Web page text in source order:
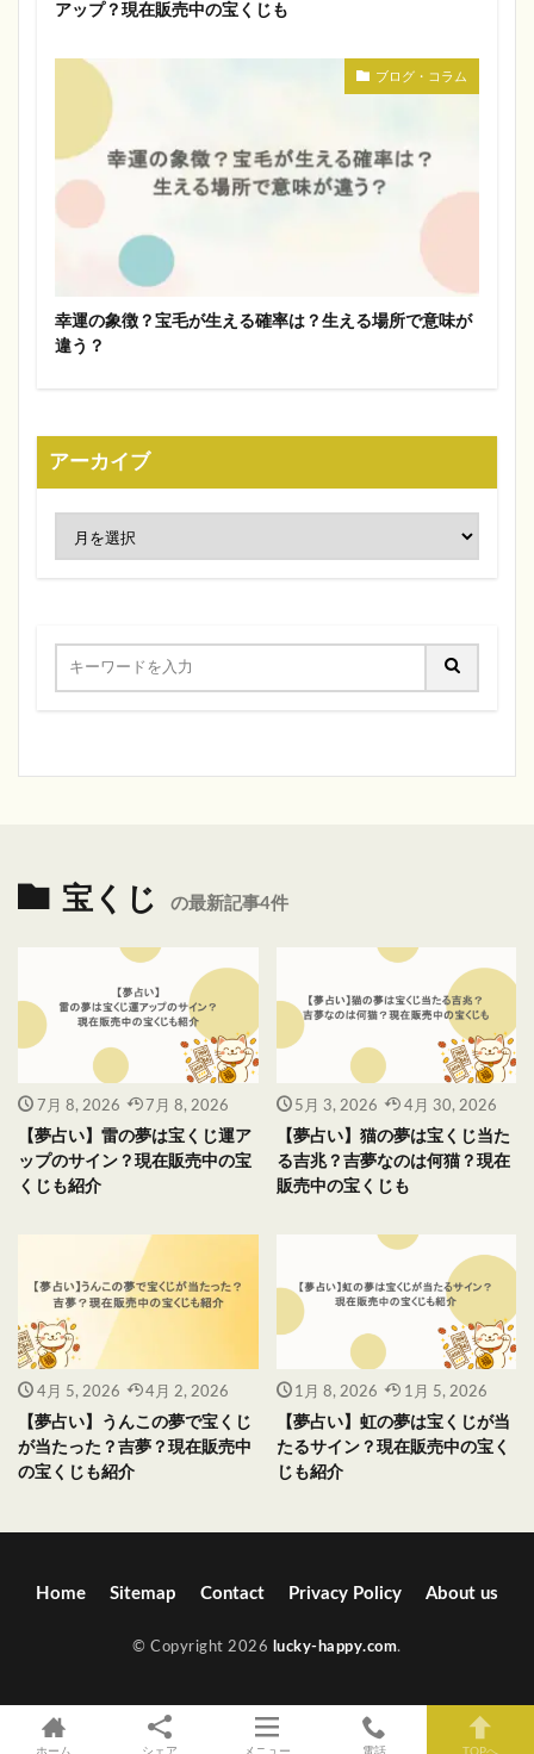
アップ？現在販売中の宝くじも
ブログ・コラム
幸運の象徴？宝毛が生える確率は？生える場所で意味が
違う？
アーカイブ
宝くじ の最新記事4件
7月 8, 2026 7月 8, 2026
【夢占い】雷の夢は宝くじ運ア
ップのサイン？現在販売中の宝
くじも紹介
5月 3, 2026 4月 30, 2026
【夢占い】猫の夢は宝くじ当た
る吉兆？吉夢なのは何猫？現在
販売中の宝くじも
4月 5, 2026 4月 2, 2026
【夢占い】うんこの夢で宝くじ
が当たった？吉夢？現在販売中
の宝くじも紹介
1月 8, 2026 1月 5, 2026
【夢占い】虹の夢は宝くじが当
たるサイン？現在販売中の宝く
じも紹介
Home Sitemap Contact Privacy Policy About us
© Copyright 2026 lucky-happy.com.
ホーム シェア メニュー 電話 TOPへ